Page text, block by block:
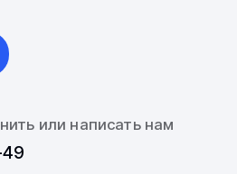
или написать нам